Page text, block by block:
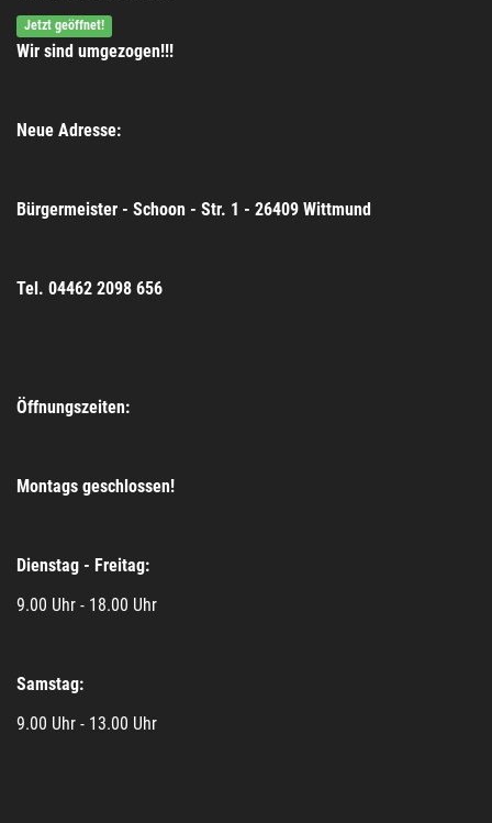
Jetzt geöffnet!
Wir sind umgezogen!!!
Neue Adresse:
Bürgermeister - Schoon - Str. 1 - 26409 Wittmund
Tel. 04462 2098 656
Öffnungszeiten:
Montags geschlossen!
Dienstag - Freitag:
9.00 Uhr - 18.00 Uhr
Samstag:
9.00 Uhr - 13.00 Uhr